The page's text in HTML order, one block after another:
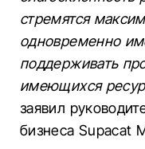
стремятся
одновременно
поддерживать
имеющихся
заявил
бизнеса Supacat